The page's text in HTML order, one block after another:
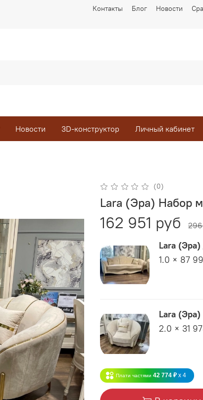
Контакты Блог Новости
Новости 3D-конструктор Личный кабинет
(0)
Lara (Эра) Набор
162 951 руб
Lara
1.0 × 87
Lara
2.0 × 31
Плати частями 42 774 ₽ x 4